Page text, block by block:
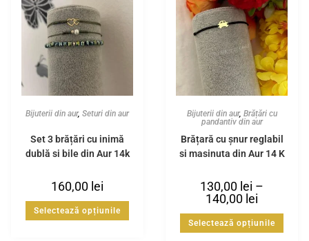
Bijuterii din aur, Seturi din aur
Set 3 brățări cu inimă
dublă și bile din Aur 14k
160,00 lei
Selectează opțiunile
Bijuterii din aur, Brățări cu
pandantiv din aur
Brățară cu șnur reglabil
și mașinuța din Aur 14 K
130,00 lei –
140,00 lei
Selectează opțiunile